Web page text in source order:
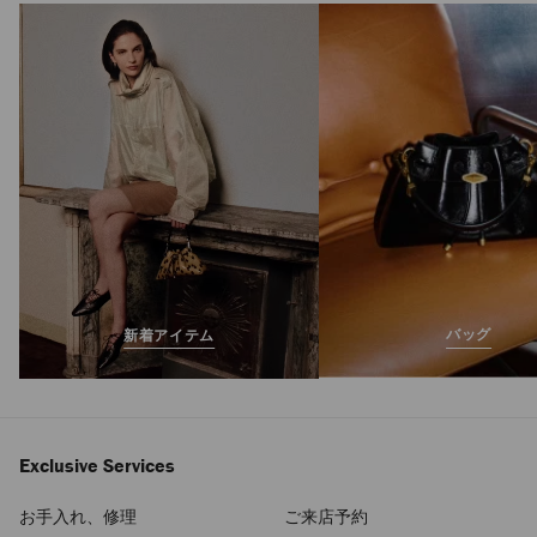
新着アイテム バッグ
Exclusive Services
お手入れ、修理 ご来店予約